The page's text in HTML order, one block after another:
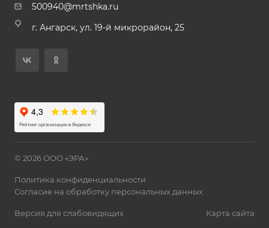
500940@mrtshka.ru
г. Ангарск, ул. 19-й микрорайон, 25
© 2026 ООО «ЭРА»
Политика конфиденциальности
Согласие на обработку персональных данных
Версия для слабовидящих Карта сайта